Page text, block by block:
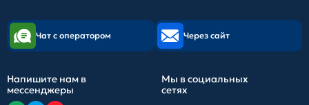
Чат с оператором Через сайт
Напишите нам в
мессенджеры
Мы в социальных
сетях